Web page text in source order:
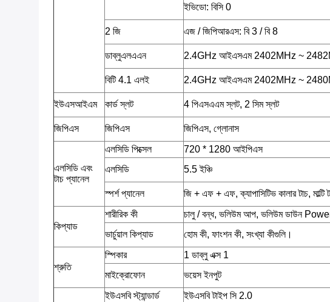
ইভিডো: বিসি 0
2 জি এজ / জিপিআরএস: বি 3 / বি 8
ডাব্লুএলএএন 2.4GHz আইএসএম 2402MHz ~
বিটি 4.1 এলই 2.4GHz আইএসএম 2402MHz ~
ইউএসআইএম কার্ড স্লট 4 পিএসএএম স্লট, 2 সিম স্লট
জিপিএস জিপিএস জিপিএস, গ্লোনাস
এলসিডি এবং
টাচ প্যানেল
এলসিডি পিক্সেল
720 * 1280 আইপিএস
এলসিডি
5.5 ইঞ্চি
স্পর্শ প্যানেল জি + এফ + এফ, ক্যাপাসিটিভ কালার টাচ, মাল্টি
কিপ্যাড
শারীরিক কী
চালু / বন্ধ, ভলিউম আপ, ভলিউম ডাউন
ভার্চুয়াল কিপ্যাড
হোম কী, ফাংশন কী, সংখ্যা কীগুলি।
শ্রুতি
স্পিকার
1 ডাব্লু এক্স 1
মাইক্রোফোন
ভয়েস ইনপুট
ইউএসবি স্ট্যান্ডার্ড
ইউএসবি টাইপ সি 2.0